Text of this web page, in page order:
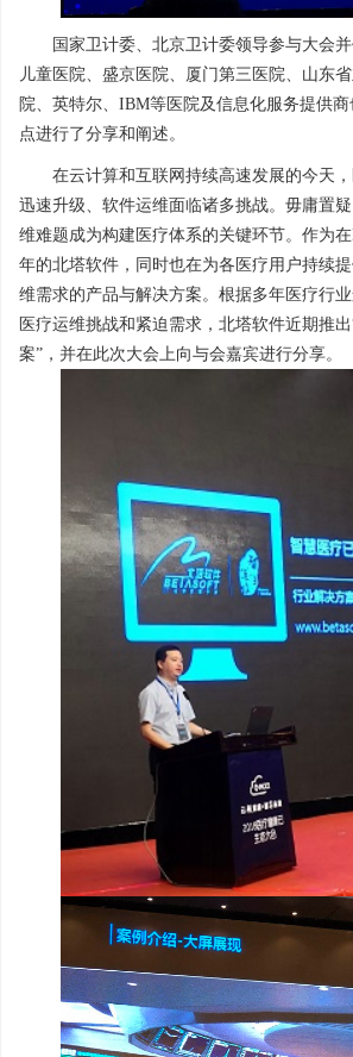
国家卫计委、北京卫计委领导参与大会
儿童医院、盛京医院、厦门第三医院、山东
院、英特尔、IBM等医院及信息化服务提供
点进行了分享和阐述。
在云计算和互联网持续高速发展的今天
迅速升级、软件运维面临诸多挑战。毋庸置
维难题成为构建医疗体系的关键环节。作为
年的北塔软件，同时也在为各医疗用户持续
维需求的产品与解决方案。根据多年医疗行
医疗运维挑战和紧迫需求，北塔软件近期推
案”，并在此次大会上向与会嘉宾进行分享。